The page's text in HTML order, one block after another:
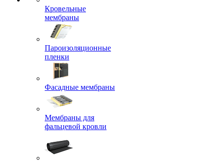
Кровельные
мембраны
Пароизоляционные
пленки
Фасадные мембраны
Мембраны для
фальцевой кровли